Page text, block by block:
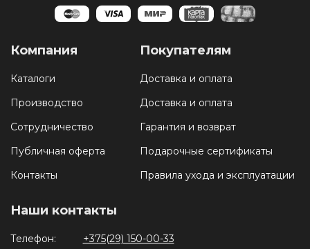
Компания
Каталоги
Производство
Сотрудничество
Публичная оферта
Контакты
Покупателям
Доставка и оплата
Доставка и оплата
Гарантия и возврат
Подарочные сертификаты
Правила ухода и эксплуатации
Наши контакты
Телефон: +375(29) 150-00-33